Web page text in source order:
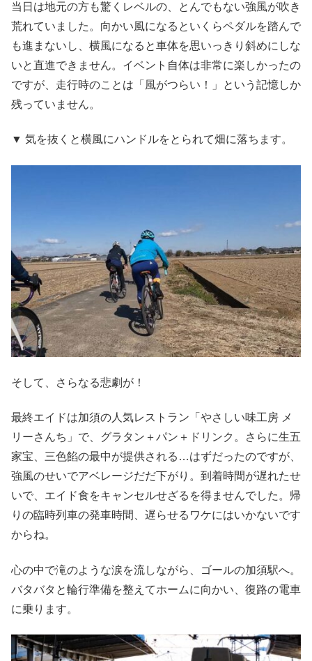
当日は地元の方も驚くレベルの、とんでもない強風が吹き
荒れていました。向かい風になるといくらペダルを踏んで
も進まないし、横風になると車体を思いっきり斜めにしな
いと直進できません。イベント自体は非常に楽しかったの
ですが、走行時のことは「風がつらい！」という記憶しか
残っていません。
▼ 気を抜くと横風にハンドルをとられて畑に落ちます。
そして、さらなる悲劇が！
最終エイドは加須の人気レストラン「やさしい味工房 メ
リーさんち」で、グラタン＋パン＋ドリンク。さらに生五
家宝、三色餡の最中が提供される…はずだったのですが、
強風のせいでアベレージだだ下がり。到着時間が遅れたせ
いで、エイド食をキャンセルせざるを得ませんでした。帰
りの臨時列車の発車時間、遅らせるワケにはいかないです
からね。
心の中で滝のような涙を流しながら、ゴールの加須駅へ。
バタバタと輪行準備を整えてホームに向かい、復路の電車
に乗ります。